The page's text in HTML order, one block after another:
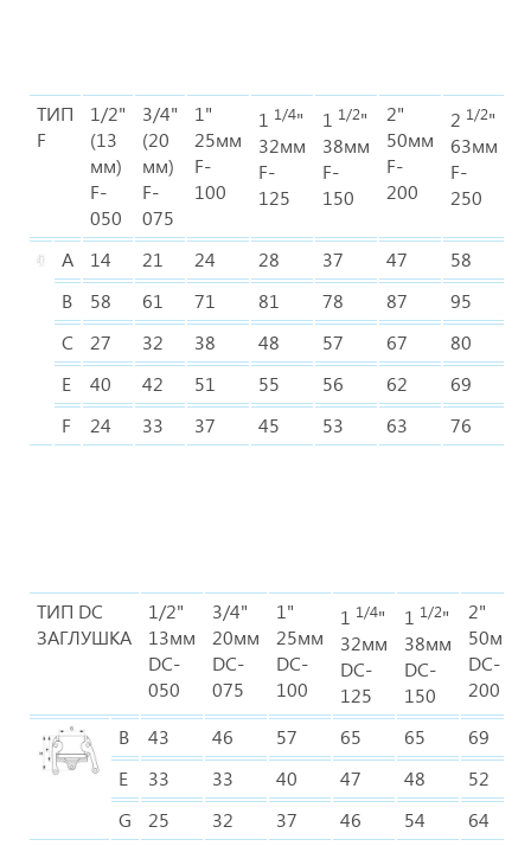
ТИП
F
1/2"
(13
мм)
F-
050
3/4"
(20
мм)
F-
075
1"
25мм
F-
100
1 1/4"
32мм
F-
125
1 1/2"
38мм
F-
150
2"
50мм
F-
200
2 1/2"
63мм
F-
250
A 14 21 24 28 37 47 58
B
58 61 71 81 78 87 95
C
27 32 38 48 57 67 80
E
40 42 51 55 56 62 69
F
24 33 37 45 53 63 76
ТИП DC
ЗАГЛУШКА
1/2"
13мм
DC-
050
3/4"
20мм
DC-
075
1"
25мм
DC-
100
1 1/4"
32мм
DC-
125
1 1/2"
38мм
DC-
150
2"
50мм
DC-
200
B
43 46 57 65 65
69
E
33 33 40 47 48
52
G
25 32 37 46 54 64